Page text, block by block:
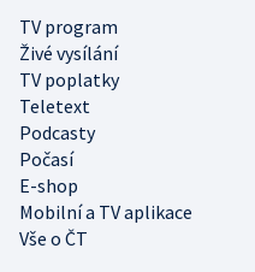
TV program
Živé vysílání
TV poplatky
Teletext
Podcasty
Počasí
E-shop
Mobilní a TV aplikace
Vše o ČT